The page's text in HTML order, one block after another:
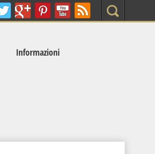
Search
Informazioni